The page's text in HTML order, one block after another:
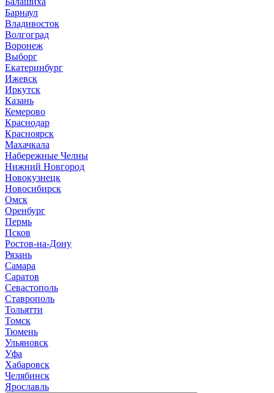
Барнаул
Владивосток
Волгоград
Воронеж
Выборг
Екатеринбург
Ижевск
Иркутск
Казань
Кемерово
Краснодар
Красноярск
Махачкала
Набережные Челны
Нижний Новгород
Новокузнецк
Новосибирск
Омск
Оренбург
Пермь
Псков
Ростов-на-Дону
Рязань
Самара
Саратов
Севастополь
Ставрополь
Тольятти
Томск
Тюмень
Ульяновск
Уфа
Хабаровск
Челябинск
Ярославль